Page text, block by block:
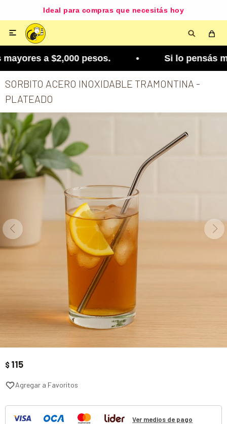
Ideal para compras que necesitás hoy

a $2,000 pesos. • Si lo pensás
SORBITO ACERO INOXIDABLE TRAMONTINA -
PLATEADO
$ 115
Ver medios de pago